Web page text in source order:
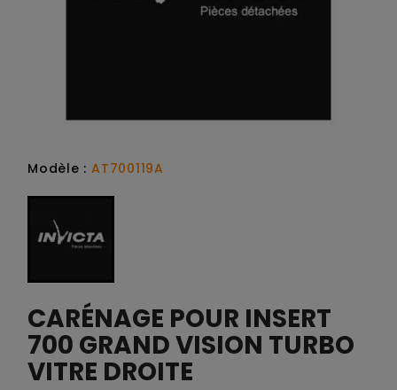
Modèle :AT700119A
CARÉNAGE POUR INSERT
700 GRAND VISION TURBO
VITRE DROITE